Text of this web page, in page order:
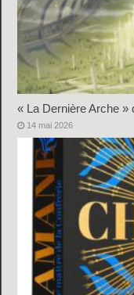
« La Dernière Arche
14 mai 2026